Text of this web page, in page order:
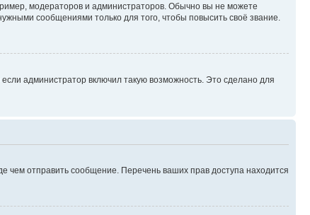
модераторов и администраторов. Обычно вы не можете
сообщениями только для того, чтобы повысить своё звание.
администратор включил такую возможность. Это сделано для
чем отправить сообщение. Перечень ваших прав доступа находится